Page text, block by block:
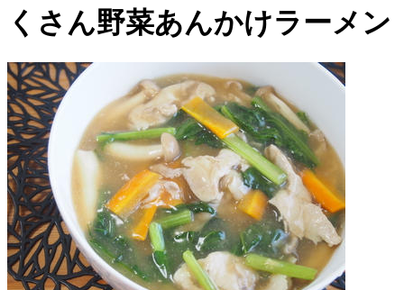
くさん野菜あんかけラーメン